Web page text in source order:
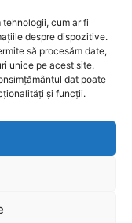
cum ar fi
despre dispozitive.
să procesăm date,
unice pe acest site.
dat poate
și funcții.